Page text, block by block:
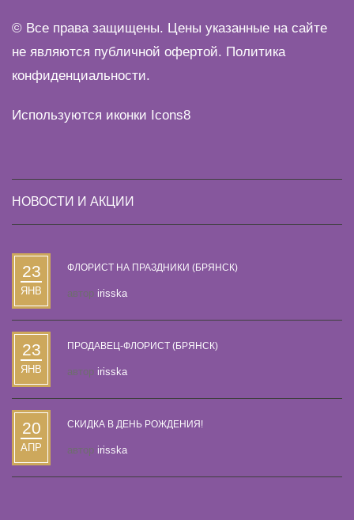
© Все права защищены. Цены указанные на сайте
не являются публичной офертой. Политика
конфиденциальности.
Используются иконки Icons8
НОВОСТИ И АКЦИИ
23
ЯНВ
ФЛОРИСТ НА ПРАЗДНИКИ (БРЯНСК)
автор irisska
23
ЯНВ
ПРОДАВЕЦ-ФЛОРИСТ (БРЯНСК)
автор irisska
20
АПР
СКИДКА В ДЕНЬ РОЖДЕНИЯ!
автор irisska